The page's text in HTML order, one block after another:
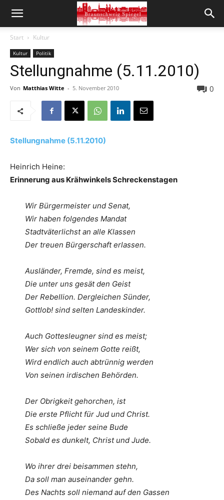
Start Kultur
Kultur Politik
Stellungnahme (5.11.2010)
Von Matthias Witte - 5. November 2010 0
Stellungnahme (5.11.2010)
Heinrich Heine:
Erinnerung aus Krähwinkels Schreckenstagen
Wir Bürgermeister und Senat,
Wir haben folgendes Mandat
Stadtväterlichst an alle Klassen
Der treuen Bürgerschaft erlassen.
Ausländer, Fremde, sind es meist,
Die unter uns gesät den Geist
Der Rebellion. Dergleichen Sünder,
Gottlob! sind selten Landeskinder.
Auch Gottesleugner sind es meist;
Wer sich von seinem Gotte reißt,
Wird endlich auch abtrünnig werden
Von seinen irdischen Behörden.
Der Obrigkeit gehorchen, ist
Die erste Pflicht für Jud und Christ.
Es schließe jeder seine Bude
Sobald es dunkelt, Christ und Jude.
Wo ihrer drei beisammen stehn,
Da soll man auseinander gehn.
Des Nachts soll niemand auf den Gassen